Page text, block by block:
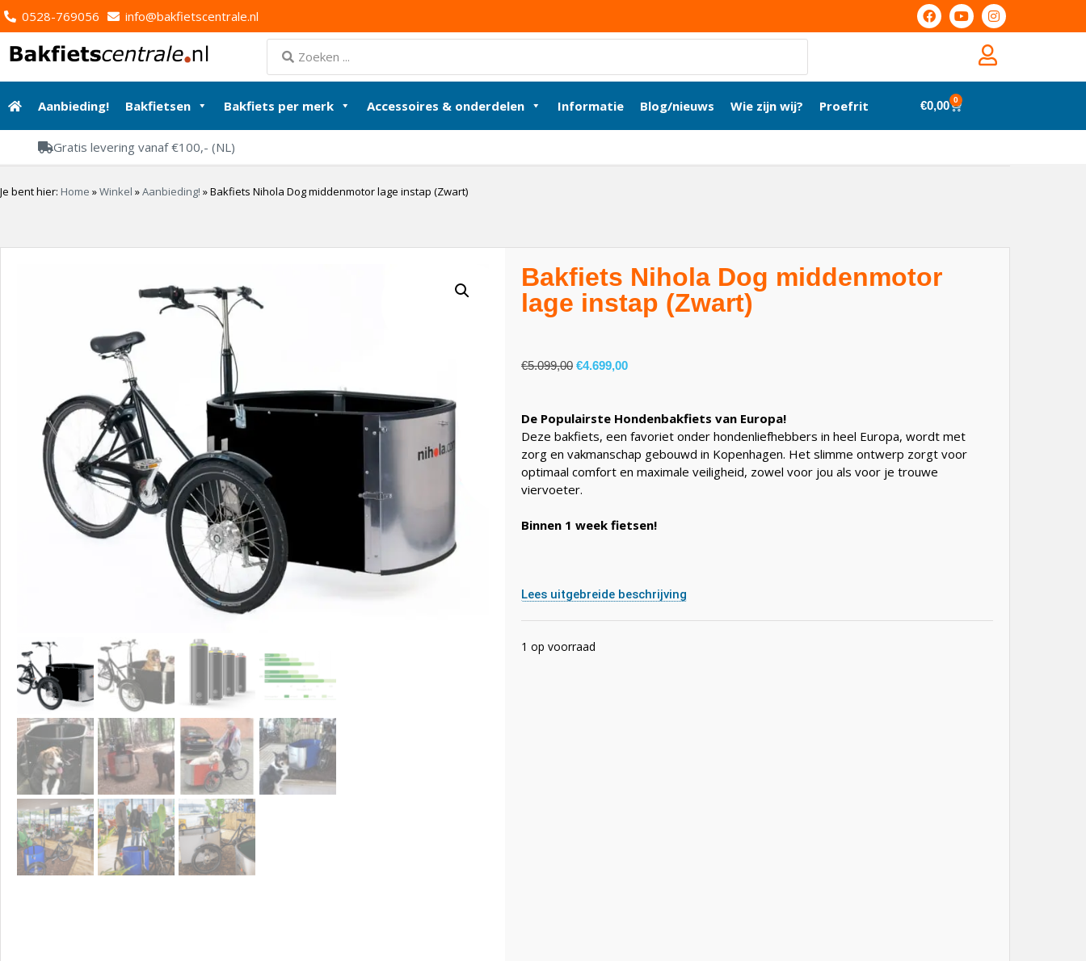
0528-769056 info@bakfietscentrale.nl
Aanbieding! Bakfietsen Bakfiets per merk Accessoires & onderdelen Informatie Blog/nieuws Wie zijn wij? Proefrit €0,00 0
Gratis levering vanaf €100,- (NL)
Je bent hier: Home »Winkel »Aanbieding! »Bakfiets Nihola Dog middenmotor lage instap (Zwart)
Bakfiets Nihola Dog middenmotor
lage instap (Zwart)
€5.099,00 €4.699,00
De Populairste Hondenbakfiets van Europa!
Deze bakfiets, een favoriet onder hondenliefhebbers in heel Europa, wordt met
zorg en vakmanschap gebouwd in Kopenhagen. Het slimme ontwerp zorgt voor
optimaal comfort en maximale veiligheid, zowel voor jou als voor je trouwe
viervoeter.
Binnen 1 week fietsen!
Lees uitgebreide beschrijving
1 op voorraad